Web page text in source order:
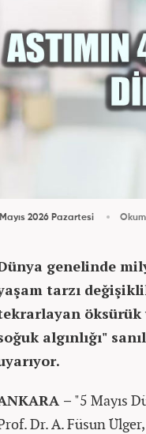
Mayıs 2026 Pazartesi
genelinde
tarzı
öksürük
algınlığı"
– "5 Mayıs
Dr. A. Füsun